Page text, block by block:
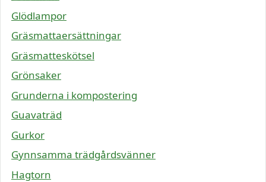
Glödlampor
Gräsmattaersättningar
Gräsmatteskötsel
Grönsaker
Grunderna i kompostering
Guavaträd
Gurkor
Gynnsamma trädgårdsvänner
Hagtorn